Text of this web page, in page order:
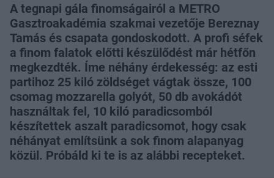
A tegnapi gála finomságairól a METRO
Gasztroakadémia szakmai vezetője Bereznay
Tamás és csapata gondoskodott. A profi séfek
a finom falatok előtti készülődést már hétfőn
megkezdték. Íme néhány érdekesség: az esti
partihoz 25 kiló zöldséget vágtak össze, 100
csomag mozzarella golyót, 50 db avokádót
használtak fel, 10 kiló paradicsomból
készítettek aszalt paradicsomot, hogy csak
néhányat említsünk a sok finom alapanyag
közül. Próbáld ki te is az alábbi recepteket.